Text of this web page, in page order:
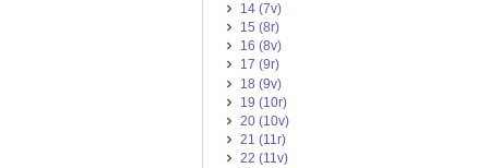
14 (7v)
15 (8r)
16 (8v)
17 (9r)
18 (9v)
19 (10r)
20 (10v)
21 (11r)
22 (11v)